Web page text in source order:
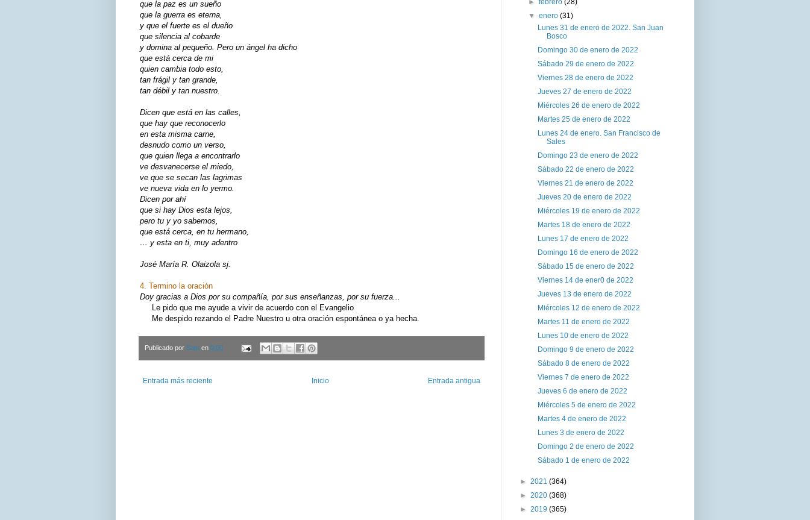
que la paz es un sueño
que la guerra es eterna,
y que el fuerte es el dueño
que silencia al cobarde
y domina al pequeño. Pero un ángel ha dicho
que está cerca de mi
quien cambia todo esto,
tan frágil y tan grande,
tan débil y tan nuestro.
Dicen que está en las calles,
que hay que reconocerlo
en esta misma carne,
desnudo como un verso,
que quien llega a encontrarlo
ve desvanecerse el miedo,
ve que se secan las lagrimas
ve nueva vida en lo yermo.
Dicen por ahí
que si hay Dios esta lejos,
pero tu y yo sabemos,
que está cerca, en tu hermano,
… y esta en ti, muy adentro
José María R. Olaizola sj.
4. Termino la oración
Doy gracias a Dios por su compañía, por sus enseñanzas, por su fuerza...
Le pido que me ayude a vivir de acuerdo con el Evangelio
Me despido rezando el Padre Nuestro u otra oración espontánea o ya hecha.
Publicado por Satu en 0:00
Entrada más reciente Entrada antigua
Inicio
▼enero(31)
Lunes 31 de enero de 2022. San Juan
Bosco
Domingo 30 de enero de 2022
Sábado 29 de enero de 2022
Viernes 28 de enero de 2022
Jueves 27 de enero de 2022
Miércoles 26 de enero de 2022
Martes 25 de enero de 2022
Lunes 24 de enero. San Francisco de
Sales
Domingo 23 de enero de 2022
Sábado 22 de enero de 2022
Viernes 21 de enero de 2022
Jueves 20 de enero de 2022
Miércoles 19 de enero de 2022
Martes 18 de enero de 2022
Lunes 17 de enero de 2022
Domingo 16 de enero de 2022
Sábado 15 de enero de 2022
Viernes 14 de ener0 de 2022
Jueves 13 de enero de 2022
Miércoles 12 de enero de 2022
Martes 11 de enero de 2022
Lunes 10 de enero de 2022
Domingo 9 de enero de 2022
Sábado 8 de enero de 2022
Viernes 7 de enero de 2022
Jueves 6 de enero de 2022
Miércoles 5 de enero de 2022
Martes 4 de enero de 2022
Lunes 3 de enero de 2022
Domingo 2 de enero de 2022
Sábado 1 de enero de 2022
► 2021 (364)
► 2020 (368)
► 2019 (365)